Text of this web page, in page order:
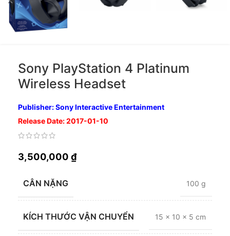
Sony PlayStation 4 Platinum
Wireless Headset
Publisher: Sony Interactive Entertainment
Release Date: 2017-01-10
3,500,000 ₫
CÂN NẶNG 100 g
KÍCH THƯỚC VẬN CHUYỂN 15 × 10 × 5 cm